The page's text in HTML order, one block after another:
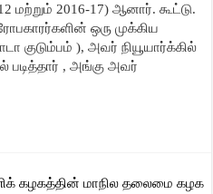
மற்றும் 2016-17) ஆனார். கூட்டு.
ஒரு முக்கிய
குடும்பம் ), அவர் நியூயார்க்கில்
, அங்கு அவர்
கழகத்தின் மாநில தலைமை கழக